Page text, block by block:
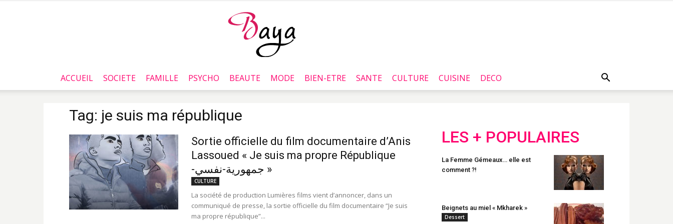
Baya.tn
ACCUEIL SOCIETE FAMILLE PSYCHO BEAUTE MODE BIEN-ETRE SANTE CULTURE CUISINE DECO
Tag: je suis ma république
Sortie officielle du film documentaire d’Anis
Lassoued « Je suis ma propre République
-جمهورية-نفسي »
CULTURE
La société de production Lumières films vient d’annoncer, dans un
communiqué de presse, la sortie officielle du film documentaire “Je suis
ma propre république”...
LES + POPULAIRES
La Femme Gémeaux… elle est
comment ?!
Beignets au miel « Mkharek »
Dessert